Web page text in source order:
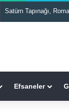
Satürn Tapınağı, Roma
Efsaneler